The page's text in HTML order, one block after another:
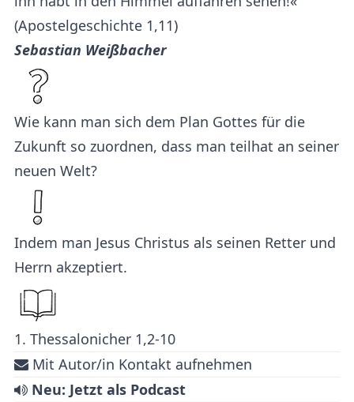
(Apostelgeschichte 1,11)
Sebastian Weißbacher
Wie kann man sich dem Plan Gottes für die
Zukunft so zuordnen, dass man teilhat an seiner
neuen Welt?
Indem man Jesus Christus als seinen Retter und
Herrn akzeptiert.
1. Thessalonicher 1,2-10
Mit Autor/in Kontakt aufnehmen
Neu: Jetzt als Podcast